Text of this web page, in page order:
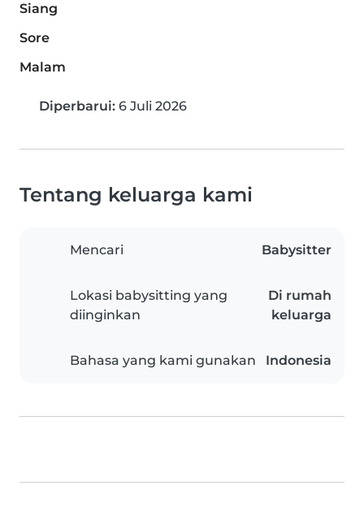
Siang
Sore
Malam
Diperbarui: 6 Juli 2026
Tentang keluarga kami
Mencari Babysitter
Lokasi babysitting yang
diinginkan
Di rumah
keluarga
Bahasa yang kami gunakan Indonesia